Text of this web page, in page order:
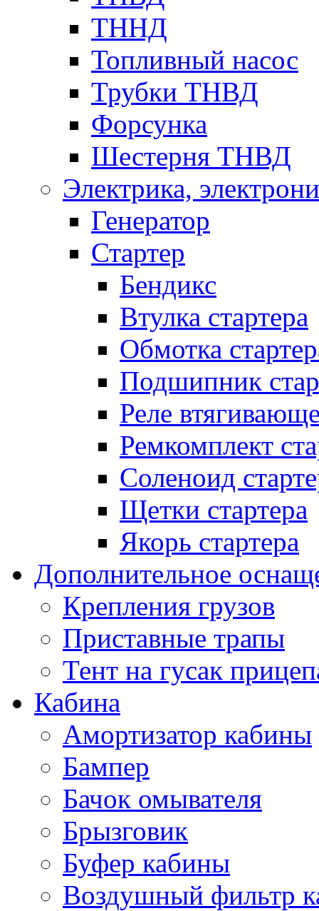
ТННД
Топливный насос
Трубки ТНВД
Форсунка
Шестерня ТНВД
Электрика,
Генератор
Стартер
Бендикс
Втулка стартера
Обмотка
Подшипник
Реле
Ремкомплект
Соленоид
Щетки стартера
Якорь стартера
Дополнительное
Крепления грузов
Приставные трапы
Тент на гусак
Кабина
Амортизатор кабины
Бампер
Бачок омывателя
Брызговик
Буфер кабины
Воздушный фильтр